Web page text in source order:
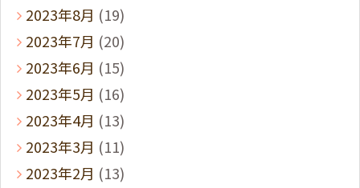
2023年8月 (19)
2023年7月 (20)
2023年6月 (15)
2023年5月 (16)
2023年4月 (13)
2023年3月 (11)
2023年2月 (13)